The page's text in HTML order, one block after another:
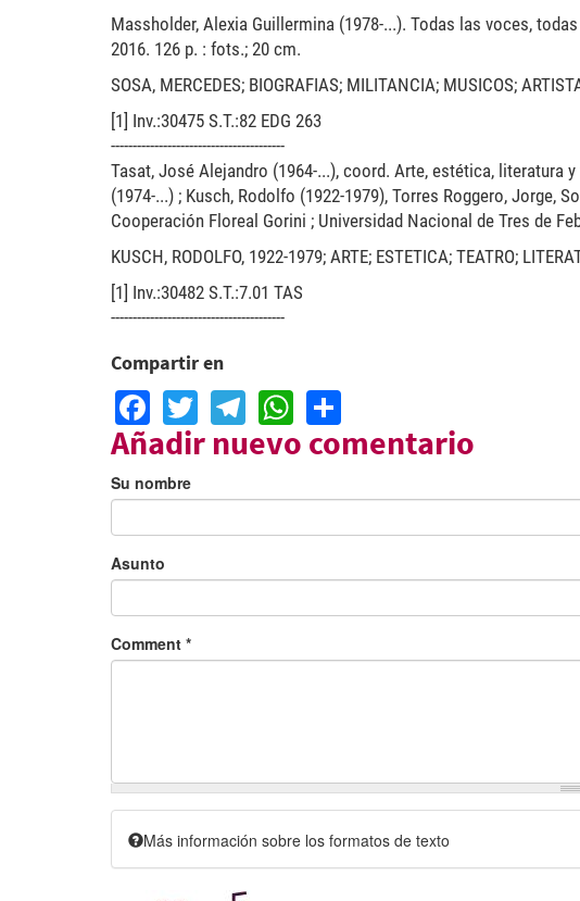
Massholder, Alexia Guillermina (1978-...). Todas las voces,
2016. 126 p. : fots.; 20 cm.
SOSA, MERCEDES; BIOGRAFIAS; MILITANCIA; MUSICOS;
[1] Inv.:30475 S.T.:82 EDG 263
----------------------------------------
Tasat, José Alejandro (1964-...), coord. Arte, estética, literatura
(1974-...) ; Kusch, Rodolfo (1922-1979), Torres Roggero, Jorge,
Cooperación Floreal Gorini ; Universidad Nacional de Tres de
KUSCH, RODOLFO, 1922-1979; ARTE; ESTETICA; TEATRO;
[1] Inv.:30482 S.T.:7.01 TAS
----------------------------------------
Compartir en
Facebook
TwitterTelegram
WhatsApp
Añadir nuevo comentario
Su nombre
Asunto
Comment *
Más información sobre los formatos de texto